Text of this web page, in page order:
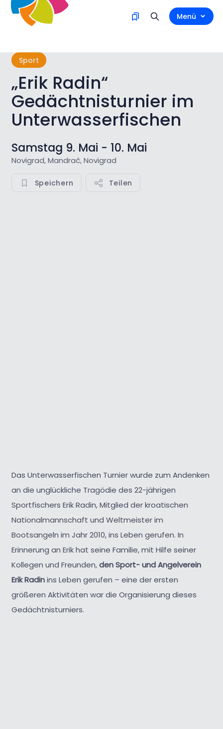
Menü
Sport
„Erik Radin“
Gedächtnisturnier im
Unterwasserfischen
Samstag 9. Mai - 10. Mai
Novigrad, Mandrač, Novigrad
Speichern Teilen
Das Unterwasserfischen Turnier wurde zum Andenken
an die unglückliche Tragödie des 22-jährigen
Sportfischers Erik Radin, Mitglied der kroatischen
Nationalmannschaft und Weltmeister im
Bootsangeln im Jahr 2010, ins Leben gerufen. In
Erinnerung an Erik hat seine Familie, mit Hilfe seiner
Kollegen und Freunden,den Sport- und Angelverein
Erik Radinins Leben gerufen – eine der ersten
größeren Aktivitäten war die Organisierung dieses
Gedächtnisturniers.